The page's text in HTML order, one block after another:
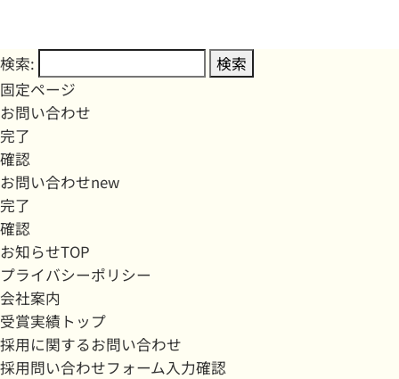
検索:
固定ページ
お問い合わせ
完了
確認
お問い合わせnew
完了
確認
お知らせTOP
プライバシーポリシー
会社案内
受賞実績トップ
採用に関するお問い合わせ
採用問い合わせフォーム入力確認